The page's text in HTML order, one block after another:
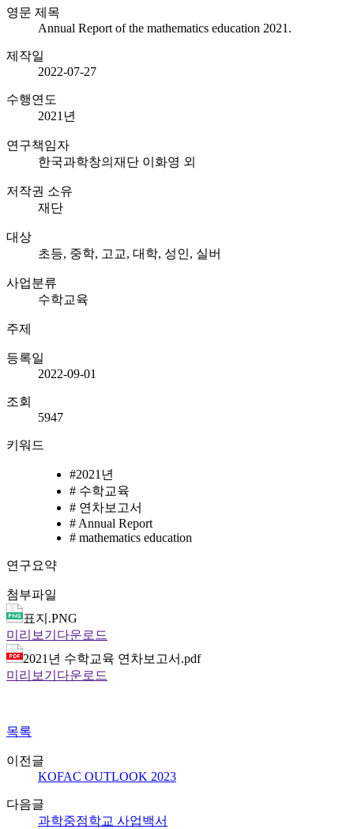
영문 제목
Annual Report of the mathematics education 2021.
제작일
2022-07-27
수행연도
2021년
연구책임자
한국과학창의재단 이화영 외
저작권 소유
재단
대상
초등, 중학, 고교, 대학, 성인, 실버
사업분류
수학교육
주제
등록일
2022-09-01
조회
5947
키워드
#2021년
# 수학교육
# 연차보고서
#Annual Report
# mathematics education
연구요약
첨부파일
표지.PNG
미리보기 다운로드
2021년 수학교육 연차보고서.pdf
미리보기 다운로드
목록
이전글
KOFAC OUTLOOK 2023
다음글
과학중점학교 사업백서